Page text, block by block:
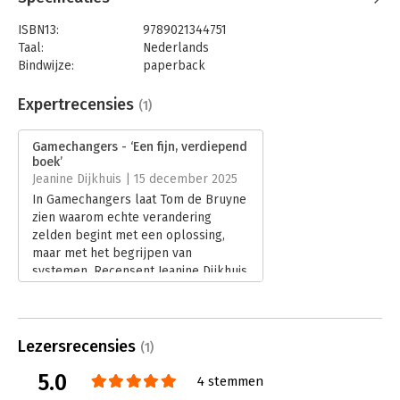
ISBN13:
9789021344751
Taal:
Nederlands
Bindwijze:
paperback
Uitgever:
Alfabet uitgevers
Verschijningsdatum:
24-11-2025
Hoofdrubriek: Verandermanagement
Expertrecensies (1)
Gamechangers - ‘Een fijn, verdiepend
boek’
Jeanine Dijkhuis | 15 december 2025
In Gamechangers laat Tom de Bruyne
zien waarom echte verandering
zelden begint met een oplossing,
maar met het begrijpen van
systemen. Recensent Jeanine Dijkhuis
veranderaars die complexe systemen
brengen.
Lezersrecensies (1)
5.0 4 stemmen